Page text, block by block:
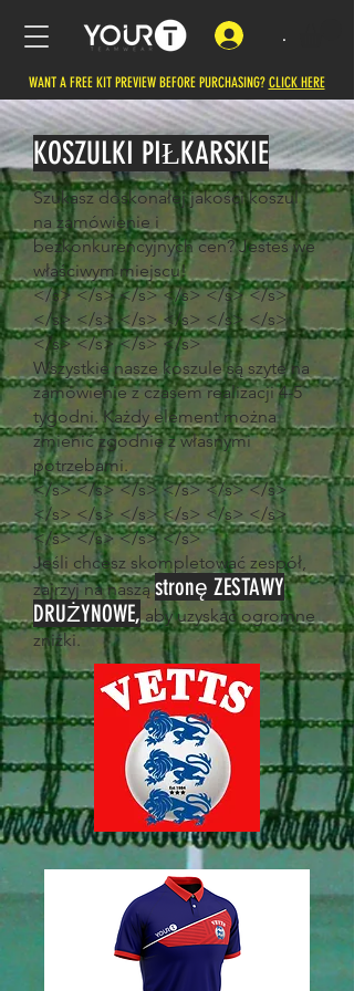
.
WANT A FREE KIT PREVIEW BEFORE PURCHASING? CLICK HERE
KOSZULKI PIŁKARSKIE
Szukasz doskonałej jakości koszul
na zamówienie i
bezkonkurencyjnych cen? Jesteś we
właściwym miejscu!
</s> </s> </s> </s> </s> </s>
</s> </s> </s> </s> </s> </s>
</s> </s> </s> </s>
Wszystkie nasze koszule są szyte na
zamówienie z czasem realizacji 4-5
tygodni. Każdy element można
zmienić zgodnie z własnymi
potrzebami.
</s> </s> </s> </s> </s> </s>
</s> </s> </s> </s> </s> </s>
</s> </s> </s> </s>
Jeśli chcesz skompletować zespół,
zajrzyj na nasząstronę ZESTAWY
DRUŻYNOWE,aby uzyskać ogromne
zniżki.